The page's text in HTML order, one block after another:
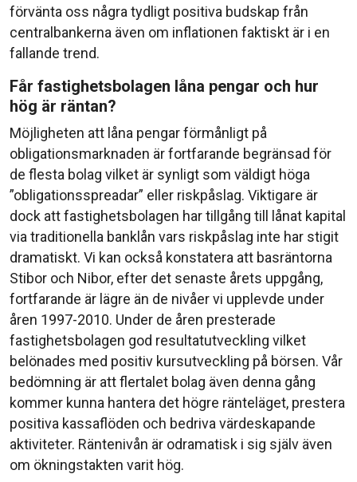
förvänta oss några tydligt positiva budskap från
centralbankerna även om inflationen faktiskt är i en
fallande trend.
Får fastighetsbolagen låna pengar och hur
hög är räntan?
Möjligheten att låna pengar förmånligt på
obligationsmarknaden är fortfarande begränsad för
de flesta bolag vilket är synligt som väldigt höga
”obligationsspreadar” eller riskpåslag. Viktigare är
dock att fastighetsbolagen har tillgång till lånat kapital
via traditionella banklån vars riskpåslag inte har stigit
dramatiskt. Vi kan också konstatera att basräntorna
Stibor och Nibor, efter det senaste årets uppgång,
fortfarande är lägre än de nivåer vi upplevde under
åren 1997-2010. Under de åren presterade
fastighetsbolagen god resultatutveckling vilket
belönades med positiv kursutveckling på börsen. Vår
bedömning är att flertalet bolag även denna gång
kommer kunna hantera det högre ränteläget, prestera
positiva kassaflöden och bedriva värdeskapande
aktiviteter. Räntenivån är odramatisk i sig själv även
om ökningstakten varit hög.